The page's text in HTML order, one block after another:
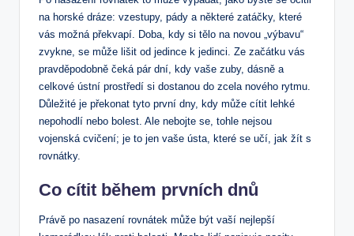
na horské dráze: vzestupy, pády a některé zatáčky, které
vás možná překvapí. Doba, kdy si tělo na novou „výbavu“
zvykne, se může lišit od jedince k jedinci. Ze začátku vás
pravděpodobně čeká pár dní, kdy vaše zuby, dásně a
celkové ústní prostředí si dostanou do zcela nového rytmu.
Důležité je překonat tyto první dny, kdy může cítit lehké
nepohodlí nebo bolest. Ale nebojte se, tohle nejsou
vojenská cvičení; je to jen vaše ústa, které se učí, jak žít s
rovnátky.
Co cítit během prvních dnů
Právě po nasazení rovnátek může být vaší nejlepší